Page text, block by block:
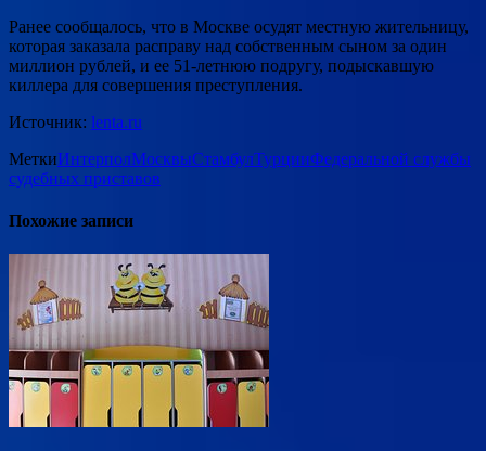
Ранее сообщалось, что в Москве осудят местную жительницу,
которая заказала расправу над собственным сыном за один
миллион рублей, и ее 51-летнюю подругу, подыскавшую
киллера для совершения преступления.
Источник: lenta.ru
МеткиИнтерполМосквыСтамбулТурцииФедеральной службы
судебных приставов
Похожие записи